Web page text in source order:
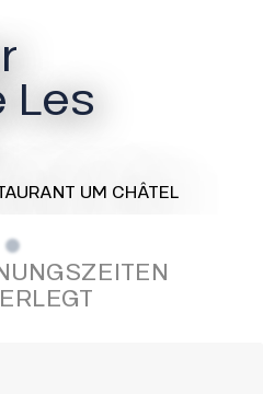
UM CHÂTEL